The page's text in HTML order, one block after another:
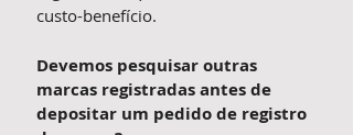
custo-benefício.
Devemos pesquisar outras
marcas registradas antes de
depositar um pedido de registro